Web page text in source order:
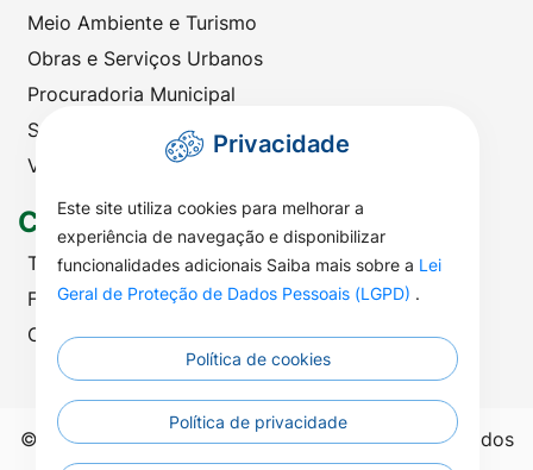
Meio Ambiente e Turismo
Obras e Serviços Urbanos
Procuradoria Municipal
Saúde
Viação e Transportes
Contato
Telefones Úteis
Fale com a Prefeitura
Ouvidoria | SIC
©2026 - Prefeitura Municipal de Nova Nazaré - Todos
os direitos reservados.
Privacidade
Este site utiliza cookies para melhorar a
experiência de navegação e disponibilizar
funcionalidades adicionais Saiba mais sobre a Lei
Geral de Proteção de Dados Pessoais (LGPD) .
Política de cookies
Política de privacidade